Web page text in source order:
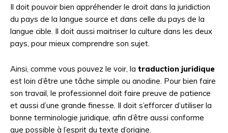
Il doit pouvoir bien appréhender le droit dans la juridiction
du pays de la langue source et dans celle du pays de la
langue cible. Il doit aussi maitriser la culture dans les deux
pays, pour mieux comprendre son sujet.
Ainsi, comme vous pouvez le voir, la traduction juridique
est loin d’être une tâche simple ou anodine. Pour bien faire
son travail, le professionnel doit faire preuve de patience
et aussi d’une grande finesse. Il doit s’efforcer d’utiliser la
bonne terminologie juridique, afin d’être aussi conforme
que possible à l’esprit du texte d’origine.